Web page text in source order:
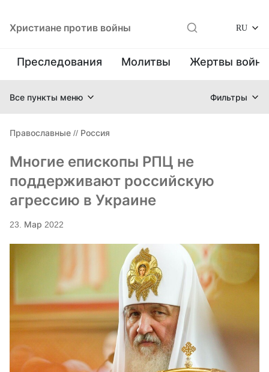
Христиане против войны RU
Преследования Молитвы Жертвы
Все пункты меню Фильтры
Православные // Россия
Многие епископы РПЦ не
поддерживают российскую
агрессию в Украине
23. Мар 2022